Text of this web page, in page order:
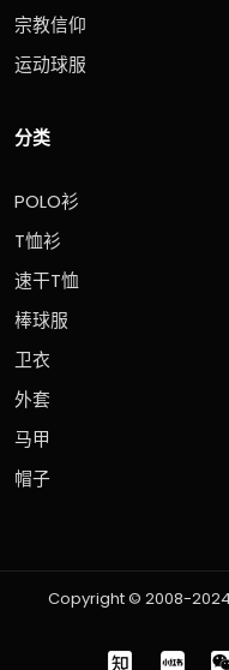
宗教信仰
运动球服
分类
POLO衫
T恤衫
速干T恤
棒球服
卫衣
外套
马甲
帽子
Copyright © 2008-2024